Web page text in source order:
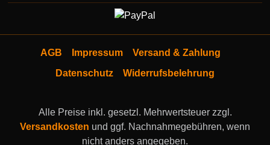
AGB Impressum
Versand & Zahlung
Datenschutz
Widerrufsbelehrung
Alle Preise inkl. gesetzl. Mehrwertsteuer zzgl.
Versandkosten und ggf. Nachnahmegebühren, wenn
nicht anders angegeben.